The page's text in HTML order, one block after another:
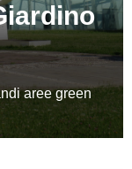
aree green